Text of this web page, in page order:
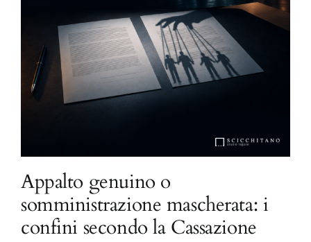
Appalto genuino o
somministrazione mascherata: i
confini secondo la Cassazione